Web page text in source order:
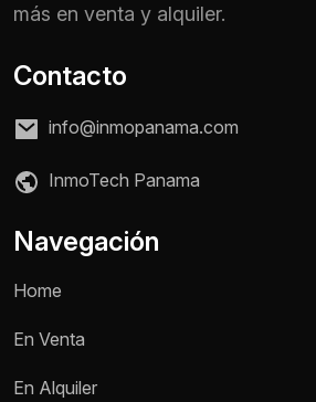
Selecciona una opción
más en venta y alquiler.
Contacto
info@inmopanama.com
InmoTech Panama
Navegación
Home
En Venta
En Alquiler